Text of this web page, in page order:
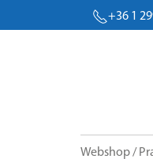
+36 1
Webshop/